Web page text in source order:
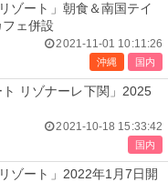
ゾート」朝食＆南国テイ
ェ併設
2021-11-01 10:11:26
沖縄 国内
リゾナーレ下関」2025
2021-10-18 15:33:42
国内
ゾート」2022年1月7日開